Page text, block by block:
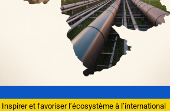
Inspirer et favoriser l’écosystème à l’international